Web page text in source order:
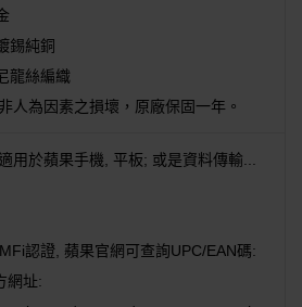
錫純銅
龍絲編織
人為因素之損壞，原廠保固一年。
用於蘋果手機, 平板; 或是資料傳輸...
認證, 蘋果官網可查詢UPC/EAN碼:
網址: